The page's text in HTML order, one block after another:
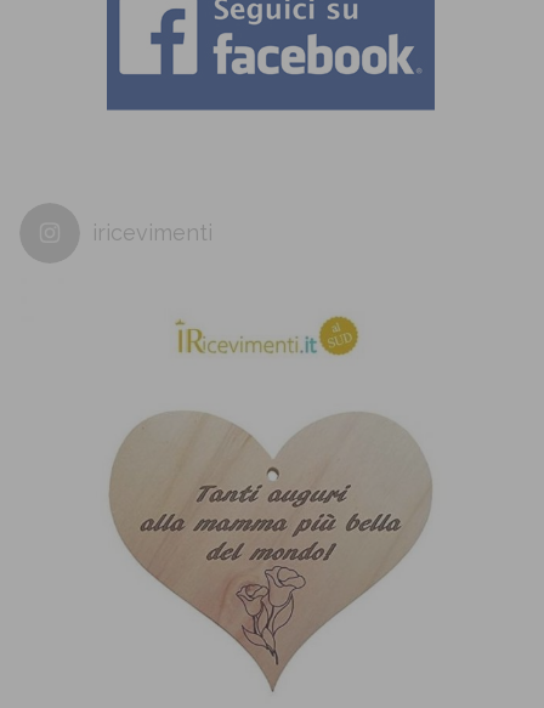
iricevimenti